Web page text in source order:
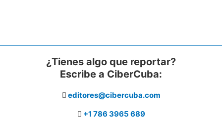
¿Tienes algo que reportar?
Escribe a CiberCuba:
editores@cibercuba.com
+1 786 3965 689